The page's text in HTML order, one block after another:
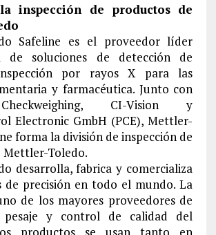
inspección de productos de
Safeline es el proveedor líder
de soluciones de detección de
por rayos X para las
y farmacéutica. Junto con
CI-Vision y
Electronic GmbH (PCE), Mettler-
forma la división de inspección de
Mettler-Toledo.
desarrolla, fabrica y comercializa
de precisión en todo el mundo. La
de los mayores proveedores de
pesaje y control de calidad del
productos se usan tanto en